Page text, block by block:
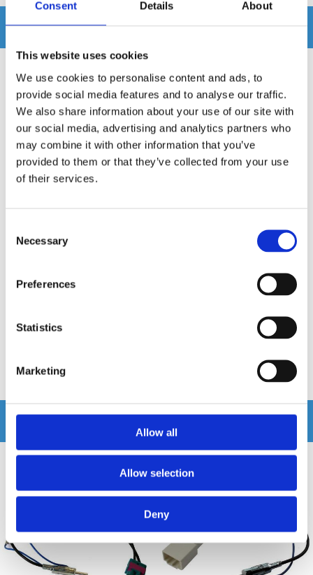
Consent Details About
This website uses cookies
We use cookies to personalise content and ads, to
provide social media features and to analyse our traffic.
We also share information about your use of our site with
our social media, advertising and analytics partners who
may combine it with other information that you’ve
provided to them or that they’ve collected from your use
of their services.
Selection
Necessary
Preferences
Statistics
Marketing
Allow all
Allow selection
Deny
Relaterade produkter
Zenec Z-EMAP66-MH3 Xzent X-MAP27-MH3
Navigations mjukvara för husbilar.
Finns i lagershop Göteborg
3295 kr
Andra köpte även